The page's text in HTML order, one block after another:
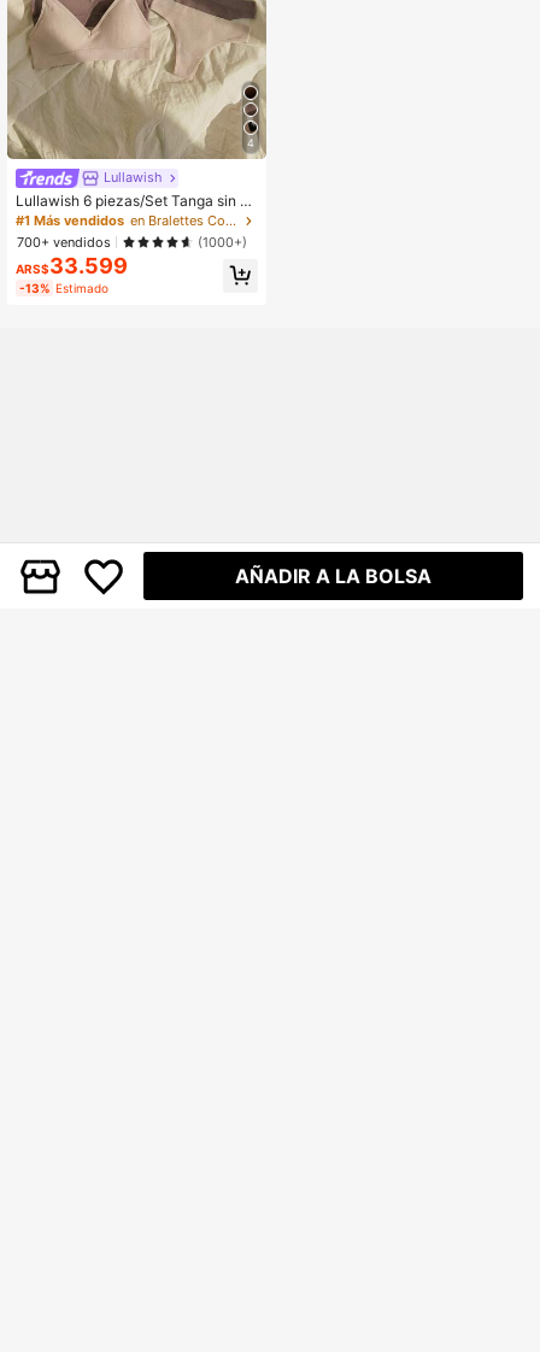
4
Lullawish
Lullawish 6 piezas/Set Tanga sin co
sturas y sin aros, estilo casual
#1 Más vendidos
en Bralettes Conjuntos de sujetador y braguita par
700+ vendidos
(1000+)
ARS$33.599
-13% Estimado
AÑADIR A LA BOLSA